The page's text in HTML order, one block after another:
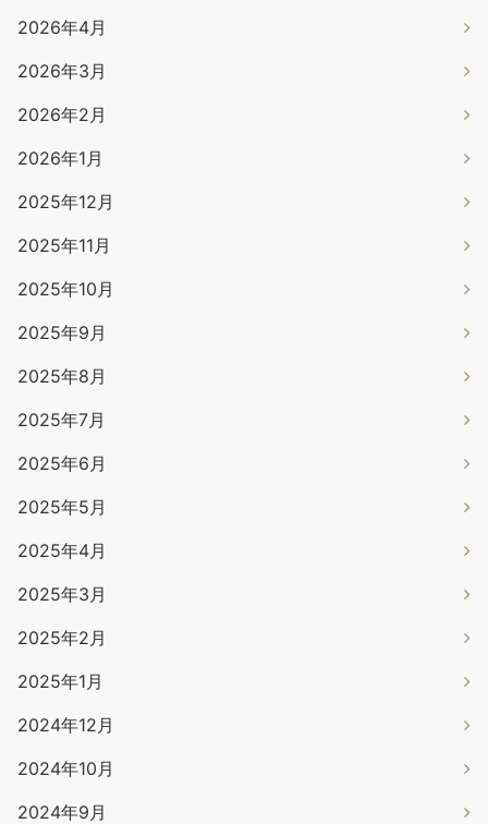
2026年4月
2026年3月
2026年2月
2026年1月
2025年12月
2025年11月
2025年10月
2025年9月
2025年8月
2025年7月
2025年6月
2025年5月
2025年4月
2025年3月
2025年2月
2025年1月
2024年12月
2024年10月
2024年9月